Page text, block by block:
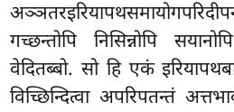
गच्छन्तोपि निसिन्नोपि
वेदितब्बो. सो हि एकं
विच्छिन्दित्वा अपरिपतन्तं